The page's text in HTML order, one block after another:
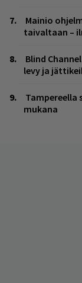
Mainio
taivaltaan –
Blind
levy ja
Tampereella
mukana